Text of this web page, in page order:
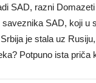
SAD, razni
SAD, koji u
je stala uz
Potpuno ista priča